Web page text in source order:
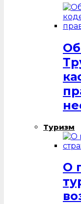
Туризм
О